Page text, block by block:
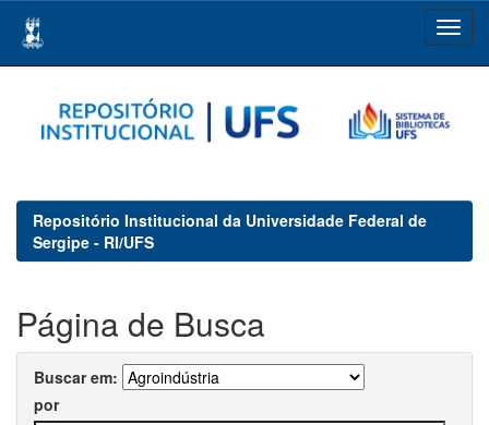
navigation
Repositório Institucional da Universidade Federal de
Sergipe - RI/UFS
Página de Busca
Buscar em:
por